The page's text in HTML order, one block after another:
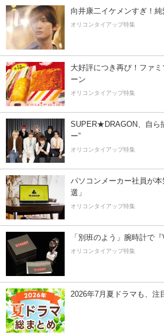
向井康二イケメンすぎ！純
オリコンタイアップ特集
大好評につき再び！ファ
ーン
オリコンタイアップ特集
SUPER★DRAGON、自ら
ー”
オリコンタイアップ特集
パソコンメーカー社員が
選」
オリコンタイアップ特集
「別班のよう」腕時計で
オリコンタイアップ特集
2026年7月夏ドラマも、注